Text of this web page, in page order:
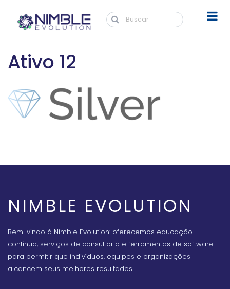
Ativo 12
NIMBLE EVOLUTION
Bem-vindo à Nimble Evolution: oferecemos educação
contínua, serviços de consultoria e ferramentas de software
para permitir que indivíduos, equipes e organizações
alcancem seus melhores resultados.